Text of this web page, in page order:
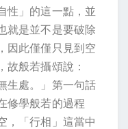
性」的這一點，並
就是並不是要破除
因此僅僅只見到空
故般若攝頌說：
生處。」第一句話
修學般若的過程
，「行相」這當中